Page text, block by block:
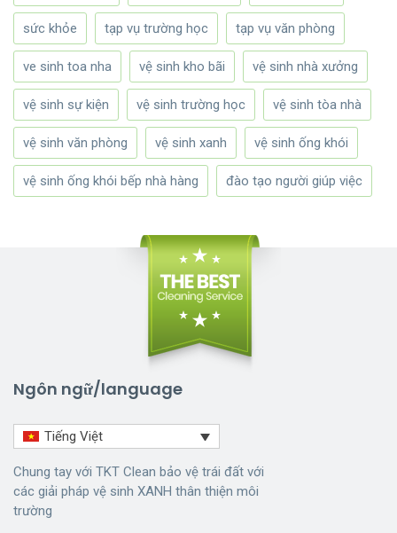
sức khỏe tạp vụ trường học tạp vụ văn phòng
ve sinh toa nha vệ sinh kho bãi vệ sinh nhà xưởng
vệ sinh sự kiện vệ sinh trường học vệ sinh tòa nhà
vệ sinh văn phòng vệ sinh xanh vệ sinh ống khói
vệ sinh ống khói bếp nhà hàng đào tạo người giúp việc
Ngôn ngữ/language
Tiếng Việt
Chung tay với TKT Clean bảo vệ trái đất với
các giải pháp vệ sinh XANH thân thiện môi
trường